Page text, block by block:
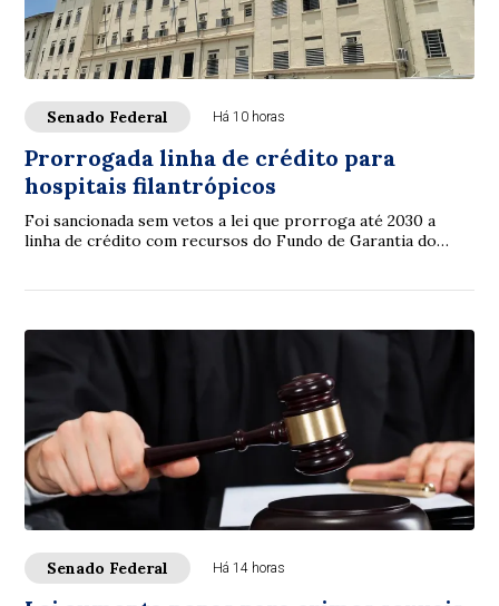
Senado Federal Há 10 horas
Prorrogada linha de crédito para
hospitais filantrópicos
Foi sancionada sem vetos a lei que prorroga até 2030 a
linha de crédito com recursos do Fundo de Garantia do
Senado Federal Há 14 horas